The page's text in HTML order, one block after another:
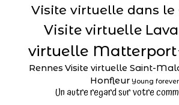
Visite virtuelle dans le
Visite virtuelle
virtuelle Matterport
Rennes Visite virtuelle Saint-
Honfleur Young forever
Un autre regard sur votre